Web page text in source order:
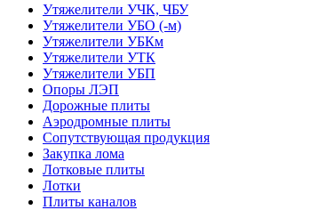
Утяжелители УЧК, ЧБУ
Утяжелители УБО (-м)
Утяжелители УБКм
Утяжелители УТК
Утяжелители УБП
Опоры ЛЭП
Дорожные плиты
Аэродромные плиты
Сопутствующая продукция
Закупка лома
Лотковые плиты
Лотки
Плиты каналов